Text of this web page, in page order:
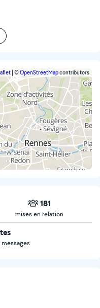
©OpenStreetMapcontributors
181
mises en relation